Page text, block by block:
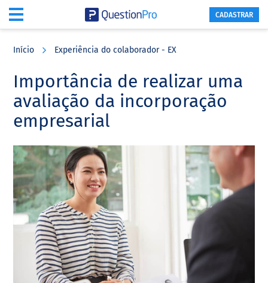
content
sidebar
CADASTRAR
Início Experiência do colaborador - EX
Importância de realizar uma
avaliação da incorporação
empresarial